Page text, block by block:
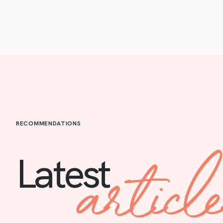
RECOMMENDATIONS
Latest